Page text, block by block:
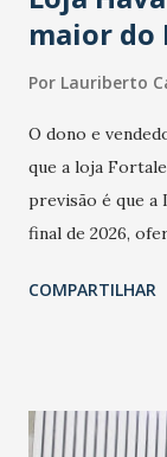
maior do
Por Lauriberto
O dono e
que a loja
previsão é que a
final de 2026,
Havan Fortaleza
COMPARTILHAR